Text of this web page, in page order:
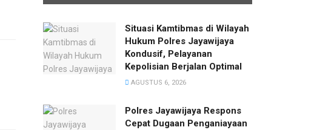
Situasi Kamtibmas di Wilayah
Hukum Polres Jayawijaya
Kondusif, Pelayanan
Kepolisian Berjalan Optimal
AGUSTUS 6, 2026
Polres Jayawijaya Respons
Cepat Dugaan Penganiayaan